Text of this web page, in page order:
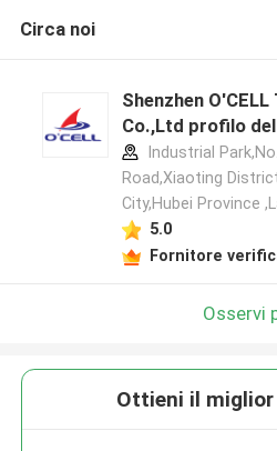
Circa noi
Shenzhen
Co.,Ltd profilo
Industrial
Road,Xiaoting
City,Hubei Province
5.0
Fornitore
Osservi
Ottieni il miglior